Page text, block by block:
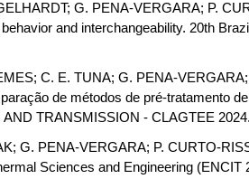
G. PENA-VERGARA; P.
and interchangeability. 20th
C. E. TUNA; G. PENA-
de métodos de pré-tratamento
TRANSMISSION - CLAGTEE
G. PENA-VERGARA; P. CURTO-
Sciences and Engineering (ENCIT